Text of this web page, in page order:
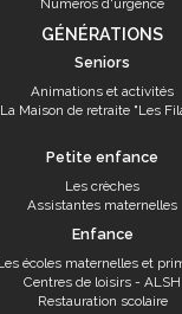
Numéros d'urgence
GÉNÉRATIONS
Seniors
Animations et activités
La Maison de retraite "Les
Petite enfance
Les crèches
Assistantes maternelles
Enfance
écoles maternelles et
Centres de loisirs - ALSH
Restauration scolaire